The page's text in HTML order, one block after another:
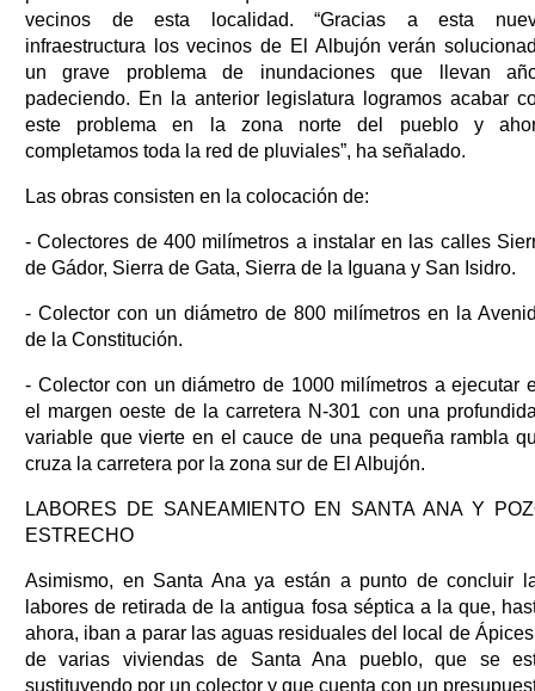
vecinos de esta localidad. “Gracias a esta
infraestructura los vecinos de El Albujón verán
un grave problema de inundaciones que llevan
padeciendo. En la anterior legislatura logramos acabar
este problema en la zona norte del pueblo y
completamos toda la red de pluviales”, ha señalado.
Las obras consisten en la colocación de:
- Colectores de 400 milímetros a instalar en las calles
de Gádor, Sierra de Gata, Sierra de la Iguana y San Isidro.
- Colector con un diámetro de 800 milímetros en la
de la Constitución.
- Colector con un diámetro de 1000 milímetros a ejecutar
el margen oeste de la carretera N-301 con una
variable que vierte en el cauce de una pequeña rambla
cruza la carretera por la zona sur de El Albujón.
LABORES DE SANEAMIENTO EN SANTA ANA Y
ESTRECHO
Asimismo, en Santa Ana ya están a punto de concluir
labores de retirada de la antigua fosa séptica a la que,
ahora, iban a parar las aguas residuales del local de
de varias viviendas de Santa Ana pueblo, que se
sustituyendo por un colector y que cuenta con un